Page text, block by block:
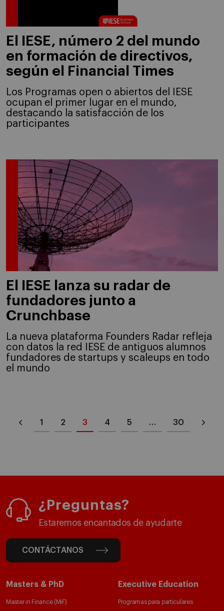
El IESE, número 2 del mundo
en formación de directivos,
según el Financial Times
Los Programas open o abiertos del IESE
ocupan el primer lugar en el mundo,
destacando la satisfacción de los
participantes
El IESE lanza su radar de
fundadores junto a
Crunchbase
La nueva plataforma Founders Radar refleja
con datos la red IESE de antiguos alumnos
fundadores de startups y scaleups en todo
el mundo
1 2 3 4 5 … 30
¿Preguntas?
Estaremos encantados de ayudarte
CONTÁCTANOS
Masters & PhD
Master in Finance (MiF)
Executive Education
Programas para particulares